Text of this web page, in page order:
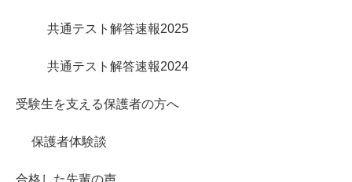
共通テスト解答速報2025
共通テスト解答速報2024
受験生を支える保護者の方へ
保護者体験談
合格した先輩の声